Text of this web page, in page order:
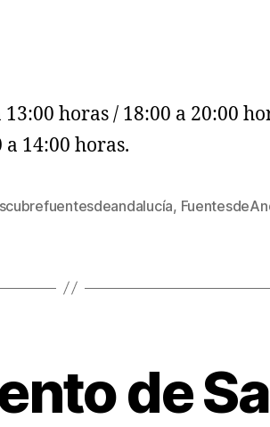
13:00 horas / 18:00 a 20:00
14:00 horas.
,
de